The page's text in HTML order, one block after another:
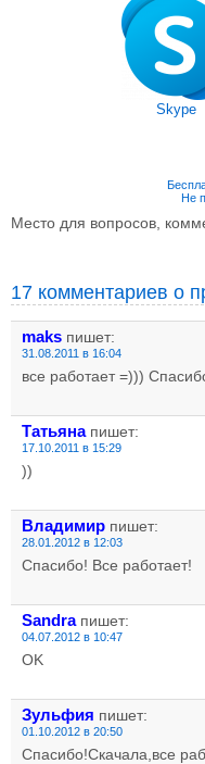
Skype
Не
Место для вопросов,
17 комментариев о
maks пишет:
31.08.2011 в 16:04
все работает =)))
Татьяна пишет:
17.10.2011 в 15:29
))
Владимир пишет:
28.01.2012 в 12:03
Спасибо! Все работает!
Sandra пишет:
04.07.2012 в 10:47
OK
Зульфия пишет:
01.10.2012 в 20:50
Спасибо!Скачала,все